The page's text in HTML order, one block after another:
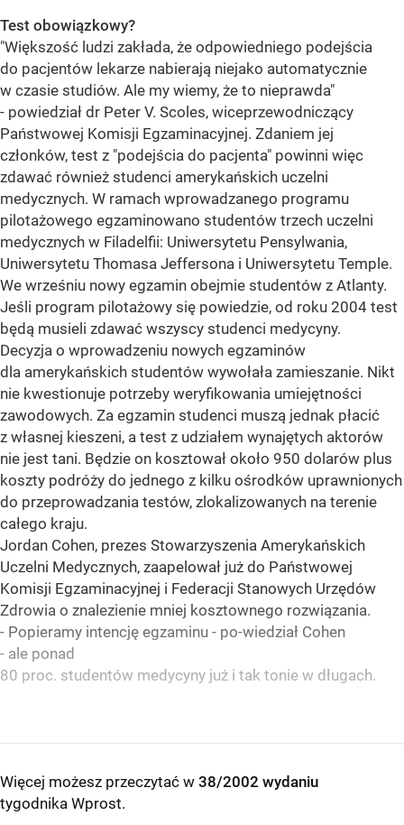
Test obowiązkowy?
"Większość ludzi zakłada, że odpowiedniego podejścia
do pacjentów lekarze nabierają niejako automatycznie
w czasie studiów. Ale my wiemy, że to nieprawda"
- powiedział dr Peter V. Scoles, wiceprzewodniczący
Państwowej Komisji Egzaminacyjnej. Zdaniem jej
członków, test z "podejścia do pacjenta" powinni więc
zdawać również studenci amerykańskich uczelni
medycznych. W ramach wprowadzanego programu
pilotażowego egzaminowano studentów trzech uczelni
medycznych w Filadelfii: Uniwersytetu Pensylwania,
Uniwersytetu Thomasa Jeffersona i Uniwersytetu Temple.
We wrześniu nowy egzamin obejmie studentów z Atlanty.
Jeśli program pilotażowy się powiedzie, od roku 2004 test
będą musieli zdawać wszyscy studenci medycyny.
Decyzja o wprowadzeniu nowych egzaminów
dla amerykańskich studentów wywołała zamieszanie. Nikt
nie kwestionuje potrzeby weryfikowania umiejętności
zawodowych. Za egzamin studenci muszą jednak płacić
z własnej kieszeni, a test z udziałem wynajętych aktorów
nie jest tani. Będzie on kosztował około 950 dolarów plus
koszty podróży do jednego z kilku ośrodków uprawnionych
do przeprowadzania testów, zlokalizowanych na terenie
całego kraju.
Jordan Cohen, prezes Stowarzyszenia Amerykańskich
Uczelni Medycznych, zaapelował już do Państwowej
Komisji Egzaminacyjnej i Federacji Stanowych Urzędów
Zdrowia o znalezienie mniej kosztownego rozwiązania.
- Popieramy intencję egzaminu - po-wiedział Cohen
- ale ponad
80 proc. studentów medycyny już i tak tonie w długach.
Więcej możesz przeczytać w 38/2002 wydaniu
tygodnika Wprost.